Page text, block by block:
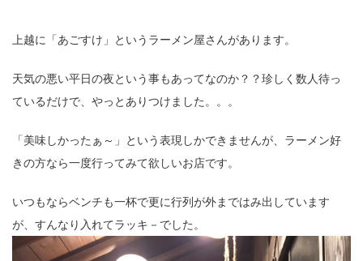
上越に「あごすけ」というラーメン屋さんがあります。
天気の悪い平日の夜という事もあってなのか？？珍しく数人待っ
ているだけで、やっとありつけました。。。
「美味しかったぁ～」という表現しかできませんが、ラーメン好
きの方なら一度行ってみて欲しいお店です。
いつもならベンチも一杯で更に行列が外まではみ出しています
が、すんなり入れてラッキ－でした。